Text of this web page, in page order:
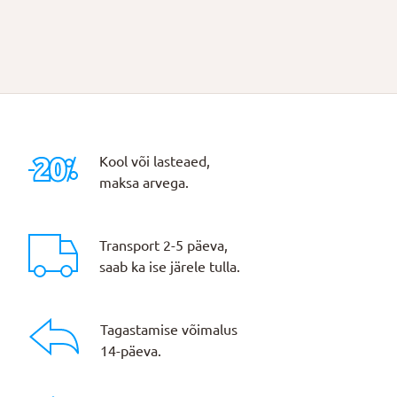
Kool või lasteaed,
maksa arvega.
Transport 2-5 päeva,
saab ka ise järele tulla.
Tagastamise võimalus
14-päeva.